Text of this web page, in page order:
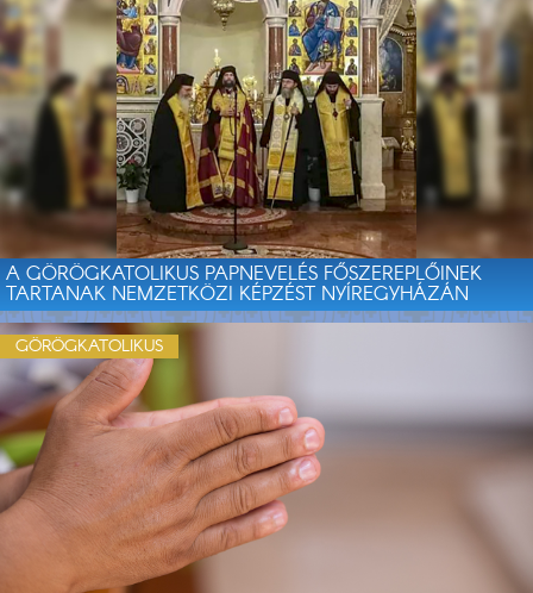
A GÖRÖGKATOLIKUS PAPNEVELÉS FŐSZEREPLŐINEK
TARTANAK NEMZETKÖZI KÉPZÉST NYÍREGYHÁZÁN
GÖRÖGKATOLIKUS